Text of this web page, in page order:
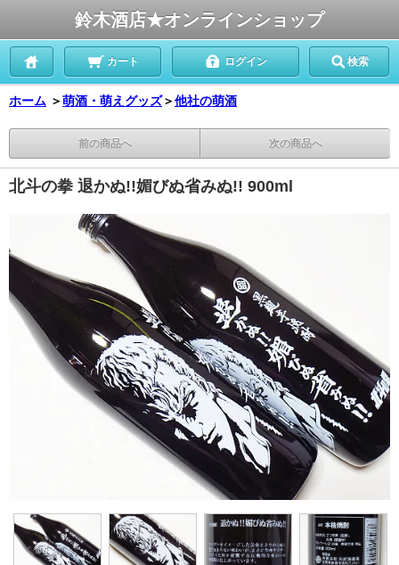
鈴木酒店★オンラインショップ
カート ログイン 検索
ホーム ＞萌酒・萌えグッズ＞他社の萌酒
前の商品へ 次の商品へ
北斗の拳 退かぬ!!媚びぬ省みぬ!! 900ml